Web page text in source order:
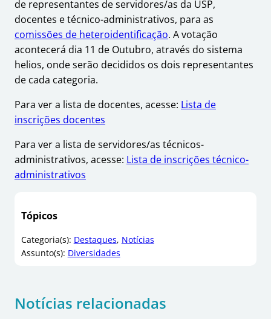
de representantes de servidores/as da USP,
docentes e técnico-administrativos, para as
comissões de heteroidentificação. A votação
acontecerá dia 11 de Outubro, através do sistema
helios, onde serão decididos os dois representantes
de cada categoria.
Para ver a lista de docentes, acesse: Lista de
inscrições docentes
Para ver a lista de servidores/as técnicos-
administrativos, acesse: Lista de inscrições técnico-
administrativos
Tópicos
Categoria(s): Destaques, Notícias
Assunto(s): Diversidades
Notícias relacionadas